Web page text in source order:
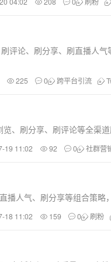
评论、刷分享、刷直播人
225 0 跨平台引流
、刷分享、刷评论等全
19 11:02 92 0 社群营
人气、刷分享等组合策
18 11:02 159 0 刷粉